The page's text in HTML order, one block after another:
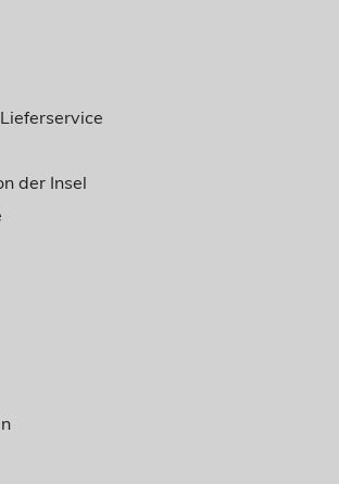
der Insel